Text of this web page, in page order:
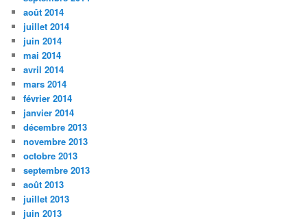
août 2014
juillet 2014
juin 2014
mai 2014
avril 2014
mars 2014
février 2014
janvier 2014
décembre 2013
novembre 2013
octobre 2013
septembre 2013
août 2013
juillet 2013
juin 2013